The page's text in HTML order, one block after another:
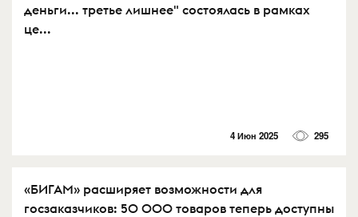
деньги... третье лишнее" состоялась в рамках
це...
4 Июн 2025 295
«БИГАМ» расширяет возможности для
госзаказчиков: 50 000 товаров теперь доступны